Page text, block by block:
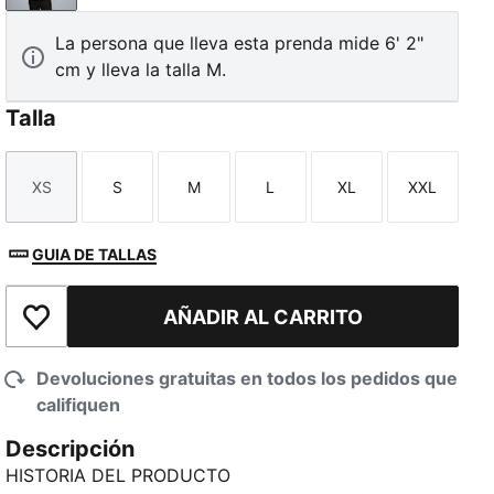
La persona que lleva esta prenda mide 6' 2"
cm y lleva la talla M.
Talla
Talla
XS
Talla
S
Talla
M
Talla
L
Talla
XL
Talla
XXL
GUIA DE TALLAS
Añadir a la lista de deseosAÑADIR AL CARRITO
Devoluciones gratuitas en todos los pedidos que
califiquen
Descripción
HISTORIA DEL PRODUCTO